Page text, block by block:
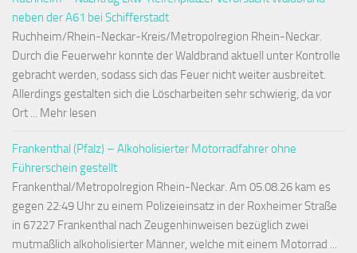
neben der A61 bei Schifferstadt
Ruchheim/Rhein-Neckar-Kreis/Metropolregion Rhein-Neckar.
Durch die Feuerwehr konnte der Waldbrand aktuell unter Kontrolle
gebracht werden, sodass sich das Feuer nicht weiter ausbreitet.
Allerdings gestalten sich die Löscharbeiten sehr schwierig, da vor
Ort ... Mehr lesen
Frankenthal (Pfalz) – Alkoholisierter Motorradfahrer ohne
Führerschein gestellt
Frankenthal/Metropolregion Rhein-Neckar. Am 05.08.26 kam es
gegen 22:49 Uhr zu einem Polizeieinsatz in der Roxheimer Straße
in 67227 Frankenthal nach Zeugenhinweisen bezüglich zwei
mutmaßlich alkoholisierter Männer, welche mit einem Motorrad ...